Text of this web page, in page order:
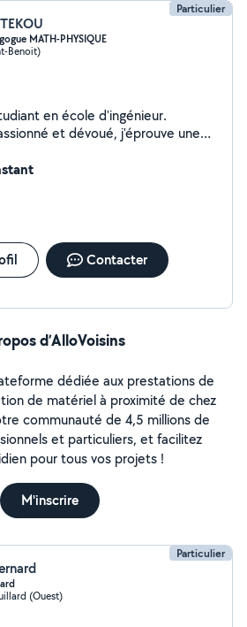
Particulier
MATH-PHYSIQUE
Benoit)
en école d'ingénieur.
et dévoué, j'éprouve une
la réussite. Ma capacité
et ses alentours.
Contacter
d’AlloVoisins
dédiée aux prestations de
de matériel à proximité de chez
communauté de 4,5 millions de
et particuliers, et facilitez
pour tous vos projets !
M'inscrire
Particulier
(Ouest)